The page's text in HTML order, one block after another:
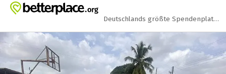
Zum Hauptinhalt springen
Erklärung zur Barrierefreiheit anzeigen
Deutschlands größte Spendenplattform